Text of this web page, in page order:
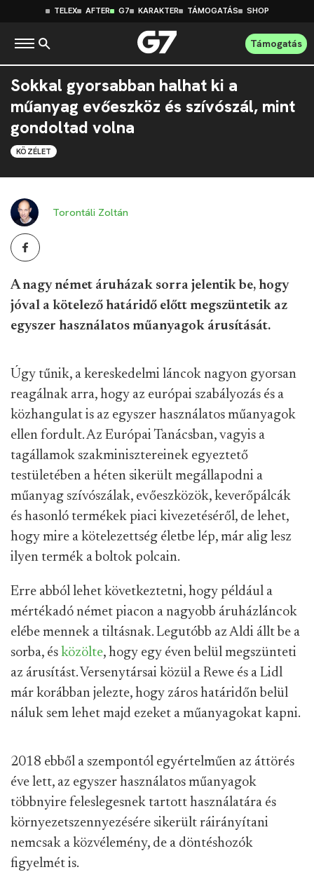
TELEX AFTER G7 KARAKTER TÁMOGATÁS SHOP
Támogatás
Sokkal gyorsabban halhat ki a
műanyag evőeszköz és szívószál, mint
gondoltad volna
KÖZÉLET
Torontáli Zoltán
A nagy német áruházak sorra jelentik be, hogy
jóval a kötelező határidő előtt megszüntetik az
egyszer használatos műanyagok árusítását.
Úgy tűnik, a kereskedelmi láncok nagyon gyorsan
reagálnak arra, hogy az európai szabályozás és a
közhangulat is az egyszer használatos műanyagok
ellen fordult. Az Európai Tanácsban, vagyis a
tagállamok szakminisztereinek egyeztető
testületében a héten sikerült megállapodni a
műanyag szívószálak, evőeszközök, keverőpálcák
és hasonló termékek piaci kivezetéséről, de lehet,
hogy mire a kötelezettség életbe lép, már alig lesz
ilyen termék a boltok polcain.
Erre abból lehet következtetni, hogy például a
mértékadó német piacon a nagyobb áruházláncok
elébe mennek a tiltásnak. Legutóbb az Aldi állt be a
sorba, és közölte, hogy egy éven belül megszünteti
az árusítást. Versenytársai közül a Rewe és a Lidl
már korábban jelezte, hogy záros határidőn belül
náluk sem lehet majd ezeket a műanyagokat kapni.
2018 ebből a szempontól egyértelműen az áttörés
éve lett, az egyszer használatos műanyagok
többnyire feleslegesnek tartott használatára és
környezetszennyezésére sikerült ráirányítani
nemcsak a közvélemény, de a döntéshozók
figyelmét is.